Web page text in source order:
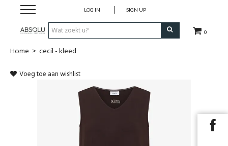
0
LOG IN SIGN UP
Webshop Dames
Home > cecil - kleed
Voeg toe aan wishlist